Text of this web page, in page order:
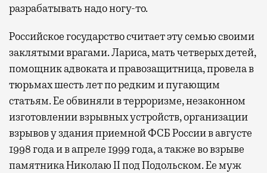
разрабатывать надо ногу-то.
Российское государство считает эту семью своими
заклятыми врагами. Лариса, мать четверых детей,
помощник адвоката и правозащитница, провела в
тюрьмах шесть лет по редким и пугающим
статьям. Ее обвиняли в терроризме, незаконном
изготовлении взрывных устройств, организации
взрывов у здания приемной ФСБ России в августе
1998 года и в апреле 1999 года, а также во взрыве
памятника Николаю II под Подольском. Ее муж